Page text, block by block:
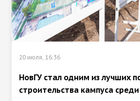
20 июля, 16:36
НовГУ стал одним из лучших
строительства кампуса